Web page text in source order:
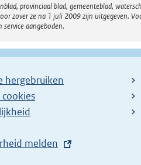
provinciaal blad, gemeenteblad,
zover ze na 1 juli 2009 zijn uitgegeven.
aangeboden.
hergebruiken
cookies
melden